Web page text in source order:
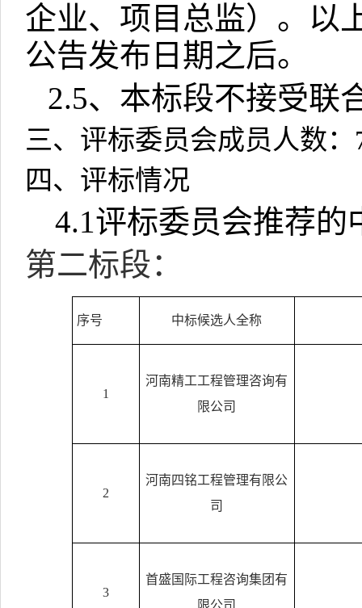
企业、项目总监）。以
公告发布日期之后。
2.5、本标段不接受联
三、评标委员会成员人数：
四、评标情况
4.1评标委员会推荐的
第二标段：
序号 中标候选人全称
1
河南精工工程管理咨询有
限公司
2
河南四铭工程管理有限公
司
3
首盛国际工程咨询集团有
限公司